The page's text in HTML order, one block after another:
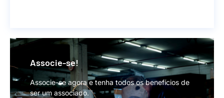
Associe-se!
Associe-se agora e tenha todos os benefícios de
ser um associado.